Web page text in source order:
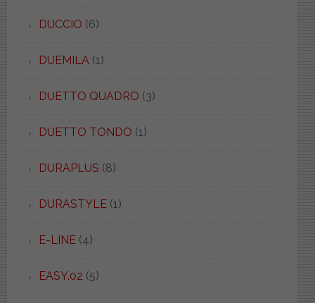
DUCCIO (6)
DUEMILA(1)
DUETTO QUADRO (3)
DUETTO TONDO (1)
DURAPLUS (8)
DURASTYLE(1)
E-LINE(4)
EASY.02 (5)